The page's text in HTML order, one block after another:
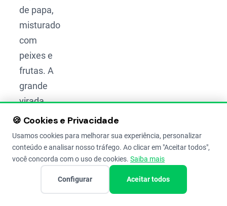
de papa,
misturado
com
peixes e
frutas. A
grande
virada
aconteceu
por volta
de 4.000
a.C.,
🍪 Cookies e Privacidade
Usamos cookies para melhorar sua experiência, personalizar
conteúdo e analisar nosso tráfego. Ao clicar em "Aceitar todos",
você concorda com o uso de cookies. Saiba mais
Configurar Aceitar todos